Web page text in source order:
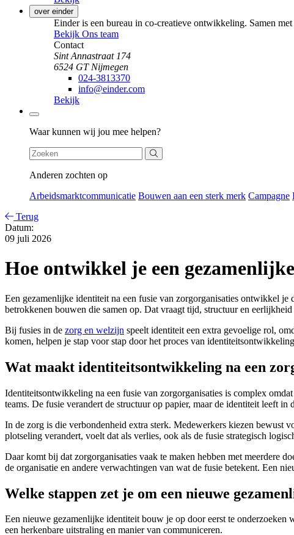
over einder
Einder is een bureau in co-creatieve ontwikkeling. Samen
Bekijk Ons team
Contact
Sint Annastraat 174
6524 GT Nijmegen
024-3813370
info@einder.com
Bekijk
Zoeken
Waar kunnen wij jou mee helpen?
Anderen zochten op
Arbeidsmarktcommunicatie Bouwen aan een sterk merk Campagne
Terug
Datum:
09 juli 2026
Hoe ontwikkel je een
Een gezamenlijke identiteit na een fusie van zorgorganisaties ontwikkel
betrokkenen bouwen die samen op. Dat vraagt tijd, structuur en
Bij fusies in de zorg en welzijn speelt identiteit een extra gevoelige rol,
komen, helpen je stap voor stap door het proces van
Wat maakt identiteitsontwikkeling na een
Identiteitsontwikkeling na een fusie van zorgorganisaties is complex
teams. De fusie verandert de structuur op papier, maar de identiteit leeft in
In de zorg is die verbondenheid extra sterk. Medewerkers kiezen bewust
plotseling verandert, voelt dat als verlies, ook als de fusie strategisch
Daar komt bij dat zorgorganisaties vaak te maken hebben met meerdere
de organisatie en andere verwachtingen van wat de fusie betekent. Een
Welke stappen zet je om een nieuwe
Een nieuwe gezamenlijke identiteit bouw je op door eerst te onderzoeken
een herkenbare uitstraling en manier van communiceren.